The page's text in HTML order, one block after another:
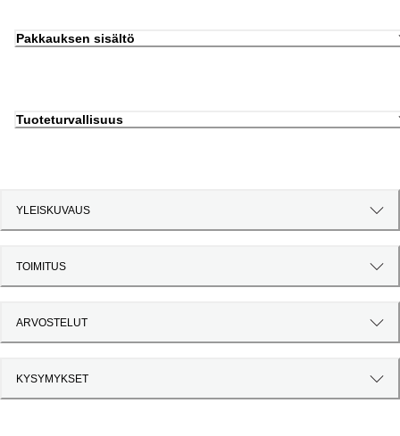
Pakkauksen sisältö
Tuoteturvallisuus
YLEISKUVAUS
TOIMITUS
ARVOSTELUT
KYSYMYKSET